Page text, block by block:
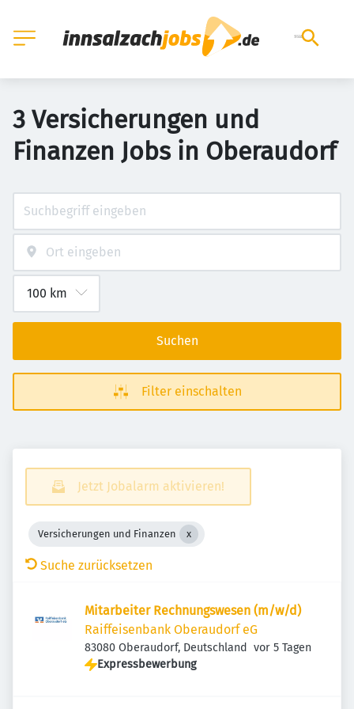
3 Versicherungen und
Finanzen Jobs in Oberaudorf
Suchen
Filter einschalten
Jetzt Jobalarm aktivieren!
Versicherungen und Finanzen
Suche zurücksetzen
Mitarbeiter Rechnungswesen (m/w/d)
Raiffeisenbank Oberaudorf eG
83080 Oberaudorf, Deutschland Veröffentlicht
vor 5 Tagen
Expressbewerbung